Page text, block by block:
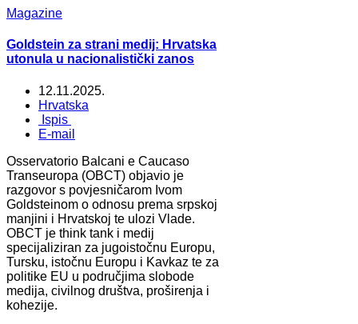
Magazine
Goldstein za strani medij: Hrvatska
utonula u nacionalistički zanos
12.11.2025.
Hrvatska
Ispis
E-mail
Osservatorio Balcani e Caucaso
Transeuropa (OBCT) objavio je
razgovor s povjesničarom Ivom
Goldsteinom o odnosu prema srpskoj
manjini i Hrvatskoj te ulozi Vlade.
OBCT je think tank i medij
specijaliziran za jugoistočnu Europu,
Tursku, istočnu Europu i Kavkaz te za
politike EU u područjima slobode
medija, civilnog društva, proširenja i
kohezije.